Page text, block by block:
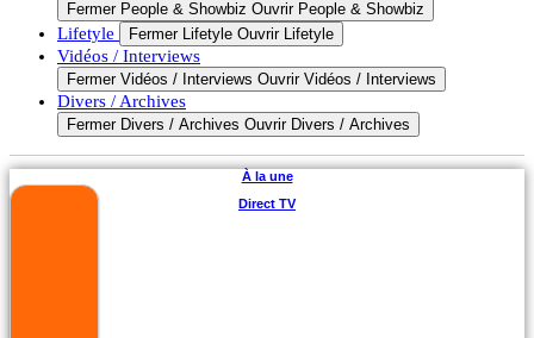
Fermer People & Showbiz Ouvrir People & Showbiz
Lifetyle Fermer Lifetyle Ouvrir Lifetyle
Vidéos / Interviews
Fermer Vidéos / Interviews Ouvrir Vidéos / Interviews
Divers / Archives
Fermer Divers / Archives Ouvrir Divers / Archives
À la une
Direct TV